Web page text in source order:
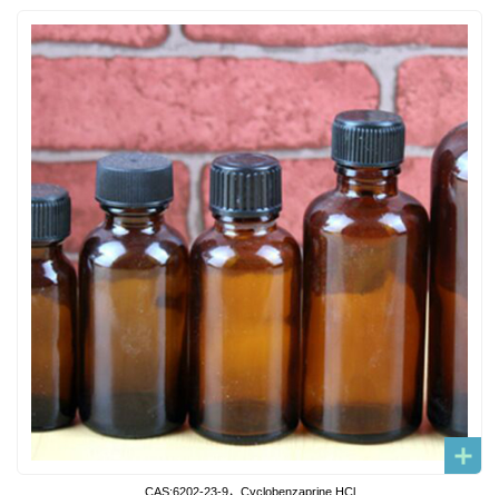
CAS:6202-23-9，Cyclobenzaprine HCl